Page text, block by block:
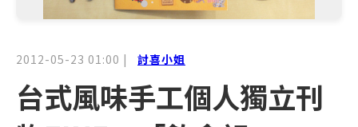
2012-05-23 01:00 | 討喜小姐
台式風味手工個人獨立刊